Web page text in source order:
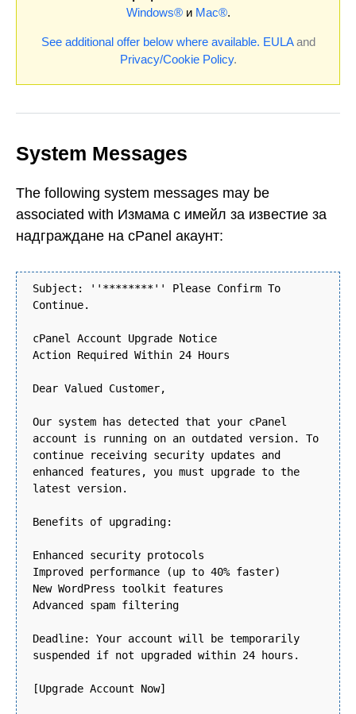
Windows®и Mac®.
See additional offer below where available. EULAand
Privacy/Cookie Policy.
System Messages
The following system messages may be
associated with Измама с имейл за известие за
надграждане на cPanel акаунт:
Subject: ''********'' Please Confirm To
Continue.
cPanel Account Upgrade Notice
Action Required Within 24 Hours
Dear Valued Customer,
Our system has detected that your cPanel
account is running on an outdated version. To
continue receiving security updates and
enhanced features, you must upgrade to the
latest version.
Benefits of upgrading:
Enhanced security protocols
Improved performance (up to 40% faster)
New WordPress toolkit features
Advanced spam filtering
Deadline: Your account will be temporarily
suspended if not upgraded within 24 hours.
[Upgrade Account Now]